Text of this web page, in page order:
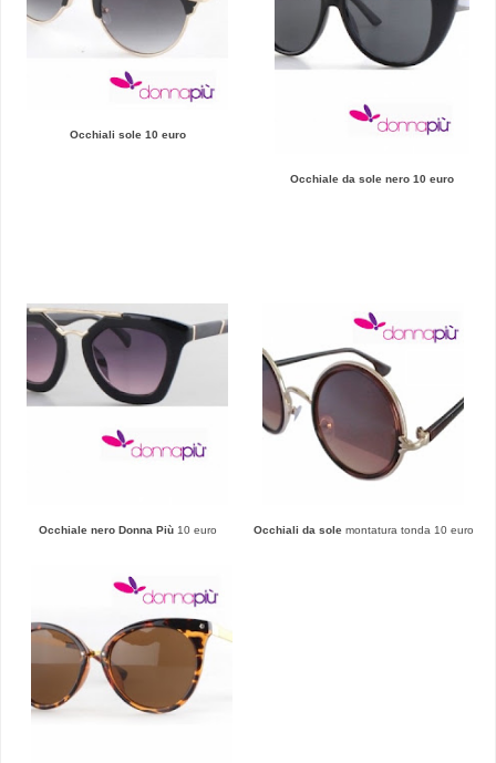
Occhiali sole 10 euro
Occhiale da solenero 10 euro
Occhiale nero Donna Più10 euro Occhiali da solemontatura tonda 10 euro